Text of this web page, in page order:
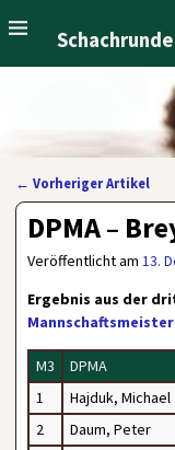
Schachrunde
← Vorheriger Artikel
DPMA –
Veröffentlicht am13.
Ergebnis aus der
M3 DPMA
1
Hajduk, Michael
2
Daum, Peter